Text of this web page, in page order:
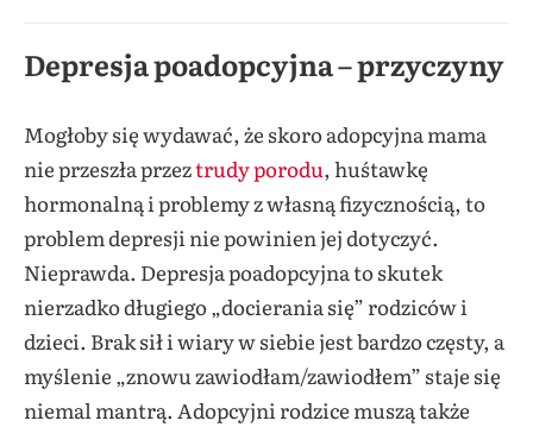
Depresja poadopcyjna – przyczyny
Mogłoby się wydawać, że skoro adopcyjna mama
nie przeszła przeztrudy porodu, huśtawkę
hormonalną i problemy z własną fizycznością, to
problem depresji nie powinien jej dotyczyć.
Nieprawda. Depresja poadopcyjna to skutek
nierzadko długiego „docierania się” rodziców i
dzieci. Brak sił i wiary w siebie jest bardzo częsty, a
myślenie „znowu zawiodłam/zawiodłem” staje się
niemal mantrą. Adopcyjni rodzice muszą także